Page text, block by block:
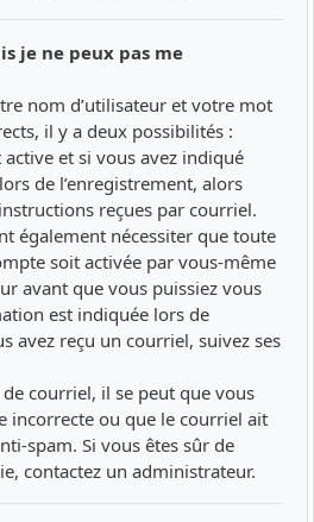
je ne peux pas me
nom d’utilisateur et votre mot
il y a deux possibilités :
active et si vous avez indiqué
de l’enregistrement, alors
reçues par courriel.
également nécessiter que toute
soit activée par vous-même
avant que vous puissiez vous
est indiquée lors de
avez reçu un courriel, suivez ses
de courriel, il se peut que vous
incorrecte ou que le courriel ait
spam. Si vous êtes sûr de
contactez un administrateur.